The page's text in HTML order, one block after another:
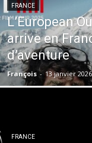
FRANCE
L’European
arrive en
d’aventure
François - 13 janvier 2026
FRANCE